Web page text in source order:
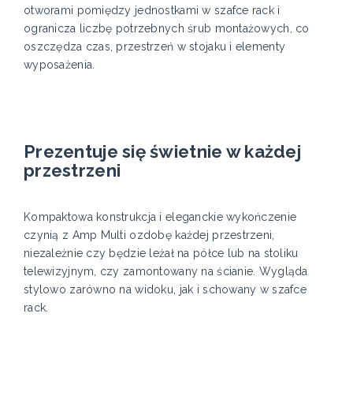
otworami pomiędzy jednostkami w szafce rack i
ogranicza liczbę potrzebnych śrub montażowych, co
oszczędza czas, przestrzeń w stojaku i elementy
wyposażenia.
Prezentuje się świetnie w każdej
przestrzeni
Kompaktowa konstrukcja i eleganckie wykończenie
czynią z Amp Multi ozdobę każdej przestrzeni,
niezależnie czy będzie leżał na półce lub na stoliku
telewizyjnym, czy zamontowany na ścianie. Wygląda
stylowo zarówno na widoku, jak i schowany w szafce
rack.